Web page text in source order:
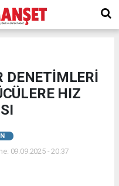
DENETİMLERİ
HIZ
09.09.2025 - 20:37